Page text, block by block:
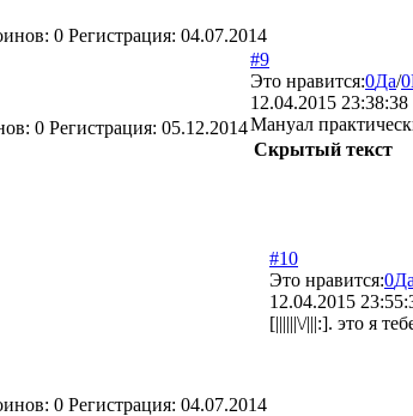
0 Регистрация: 04.07.2014
0 Регистрация: 05.12.2014
#9
Это нравится:0Да/0
12.04.2015 23:38:38
Мануал
Скрытый текст
0 Регистрация: 04.07.2014
#10
Это нравится:0Да
12.04.2015
[||||||\/|||:]. это я